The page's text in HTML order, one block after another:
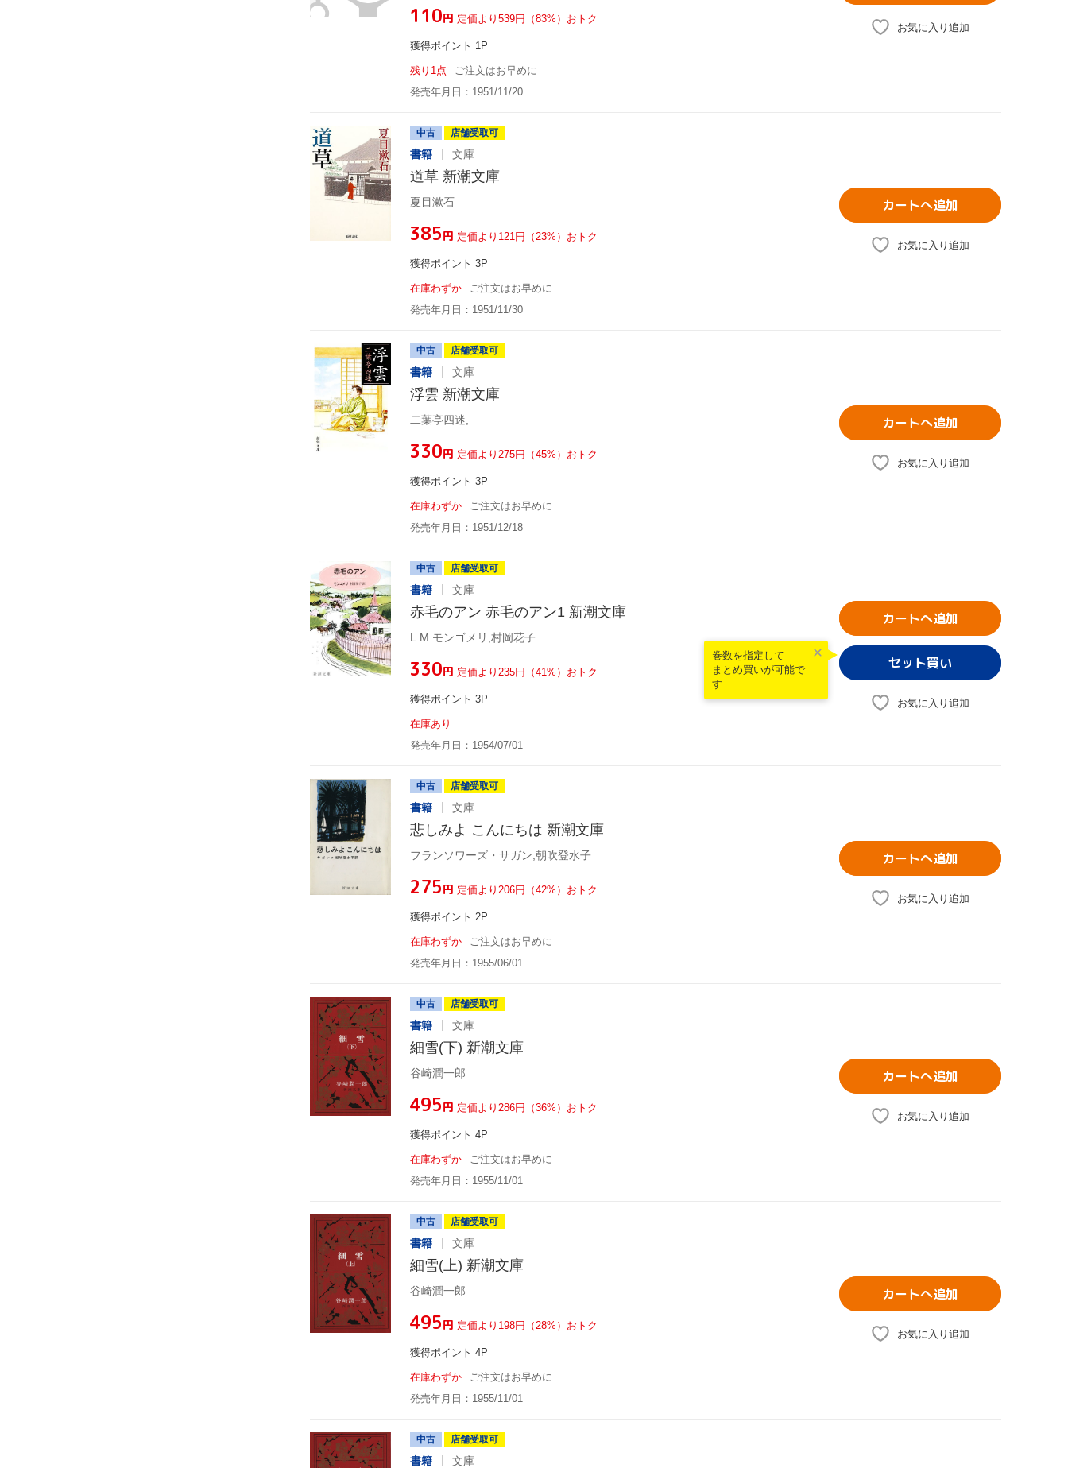
¥110円 定価より539円（83%）おトク
獲得ポイント 1P
残り1点
ご注文はお早めに
発売年月日：1951/11/20
お気に入り追加
中古 店舗受取可
書籍 文庫
道草 新潮文庫
夏目漱石
¥385円 定価より121円（23%）おトク
獲得ポイント 3P
在庫わずか
ご注文はお早めに
発売年月日：1951/11/30
カートへ追加
お気に入り追加
中古 店舗受取可
書籍 文庫
浮雲 新潮文庫
二葉亭四迷,
¥330円 定価より275円（45%）おトク
獲得ポイント 3P
在庫わずか
ご注文はお早めに
発売年月日：1951/12/18
カートへ追加
お気に入り追加
中古 店舗受取可
書籍 文庫
赤毛のアン 赤毛のアン1 新潮文庫
L.M.モンゴメリ,村岡花子
¥330円 定価より235円（41%）おトク
獲得ポイント 3P
在庫あり
発売年月日：1954/07/01
カートへ追加
巻数を指定して
まとめ買いが可能で
す
お気に入り追加
中古 店舗受取可
書籍 文庫
悲しみよ こんにちは 新潮文庫
フランソワーズ・サガン,朝吹登水子
¥275円 定価より206円（42%）おトク
獲得ポイント 2P
在庫わずか
ご注文はお早めに
発売年月日：1955/06/01
カートへ追加
お気に入り追加
中古 店舗受取可
書籍 文庫
細雪(下) 新潮文庫
谷崎潤一郎
¥495円 定価より286円（36%）おトク
獲得ポイント 4P
在庫わずか
ご注文はお早めに
発売年月日：1955/11/01
カートへ追加
お気に入り追加
中古 店舗受取可
書籍 文庫
細雪(上) 新潮文庫
谷崎潤一郎
¥495円 定価より198円（28%）おトク
獲得ポイント 4P
在庫わずか
ご注文はお早めに
発売年月日：1955/11/01
カートへ追加
お気に入り追加
中古 店舗受取可
書籍 文庫